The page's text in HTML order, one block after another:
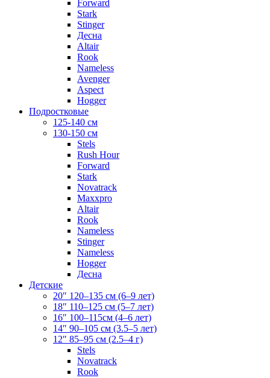
Forward
Stark
Stinger
Десна
Altair
Rook
Nameless
Avenger
Aspect
Hogger
Подростковые
125-140 см
130-150 см
Stels
Rush Hour
Forward
Stark
Novatrack
Maxxpro
Altair
Rook
Nameless
Stinger
Nameless
Hogger
Десна
Детские
20″ 120–135 см (6–9 лет)
18″ 110–125 см (5–7 лет)
16″ 100–115см (4–6 лет)
14″ 90–105 см (3.5–5 лет)
12″ 85–95 см (2.5–4 г)
Stels
Novatrack
Rook